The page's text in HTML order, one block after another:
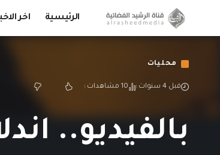
الرئيسية اخر
محليات
قبل 4 سنوات 10 مشاهدات
بالفيديو..